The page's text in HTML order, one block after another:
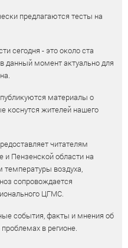
предлагаются тесты на
сегодня - это около ста
данный момент актуально для
материалы о
коснутся жителей нашего
читателям
и Пензенской области на
воздуха,
сопровождается
ЦГМС.
события, факты и мнения об
в регионе.